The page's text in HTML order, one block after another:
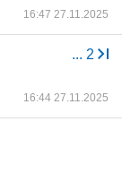
16:47 27.11.2025
... 2
16:44 27.11.2025